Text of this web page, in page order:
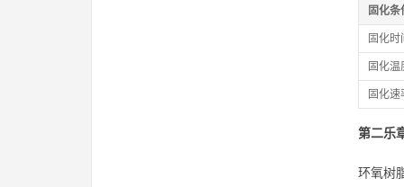
固化条
固化时
固化温
固化速
第二乐
环氧树